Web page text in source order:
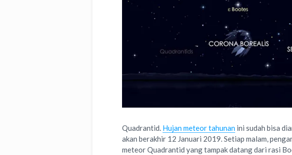
Quadrantid. Hujan meteor tahunan ini sudah bisa
akan berakhir 12 Januari 2019. Setiap malam,
meteor Quadrantid yang tampak datang dari rasi